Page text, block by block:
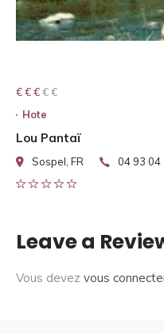
€ € € € €
€ € €
Hote
Lou Pantaï
Sospel, FR 04 93 04
Leave a
Vous devez vous